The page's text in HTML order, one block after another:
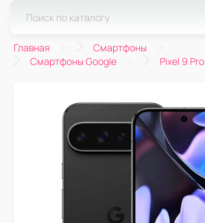
Главная
Смартфоны
Смартфоны Google
Pixel 9 Pro